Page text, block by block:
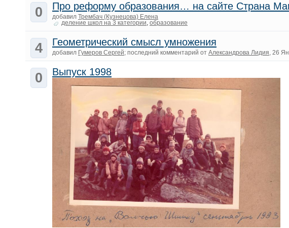
0 Про реформу образования… на сайте Страна
добавил Трембач (Кузнецова) Елена
деление школ на 3 категории образование
4 Геометрический смысл умножения
добавил Гумеров Сергей; последний комментарий от Александрова Лидия , 26
0 Выпуск 1998